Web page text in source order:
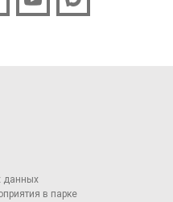
данных
в парке